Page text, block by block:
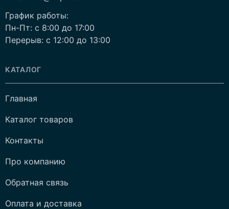
График работы:
Пн-Пт: c 8:00 до 17:00
Перерыв: c 12:00 до 13:00
КАТАЛОГ
Главная
Каталог товаров
Контакты
Про компанию
Обратная связь
Оплата и доставка